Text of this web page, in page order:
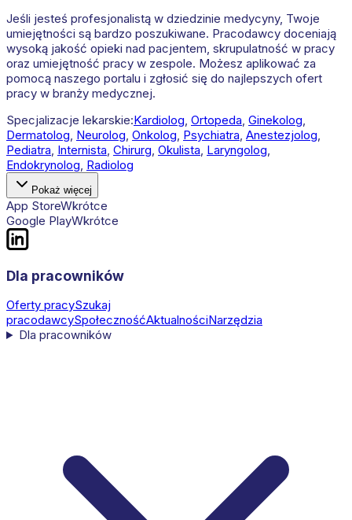
Jeśli jesteś profesjonalistą w dziedzinie medycyny, Twoje
umiejętności są bardzo poszukiwane. Pracodawcy doceniają
wysoką jakość opieki nad pacjentem, skrupulatność w pracy
oraz umiejętność pracy w zespole. Możesz aplikować za
pomocą naszego portalu i zgłosić się do najlepszych ofert
pracy w branży medycznej.
Specjalizacje lekarskie:Kardiolog, Ortopeda, Ginekolog,
Dermatolog, Neurolog, Onkolog, Psychiatra, Anestezjolog,
Pediatra, Internista, Chirurg, Okulista, Laryngolog,
Endokrynolog, Radiolog
Pokaż więcej
App StoreWkrótce
Google PlayWkrótce
Dla pracowników
Oferty pracySzukaj
pracodawcySpołecznośćAktualnościNarzędzia
Dla pracowników